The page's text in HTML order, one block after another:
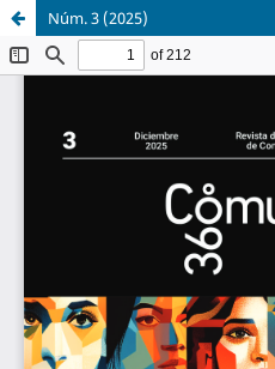
Núm. 3 (2025)